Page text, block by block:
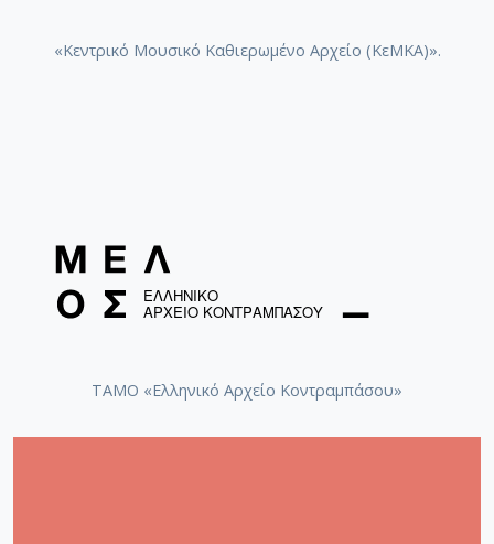
«Κεντρικό Μουσικό Καθιερωμένο Αρχείο (ΚεΜΚΑ)».
ΤΑΜΟ «Ελληνικό Αρχείο Κοντραμπάσου»